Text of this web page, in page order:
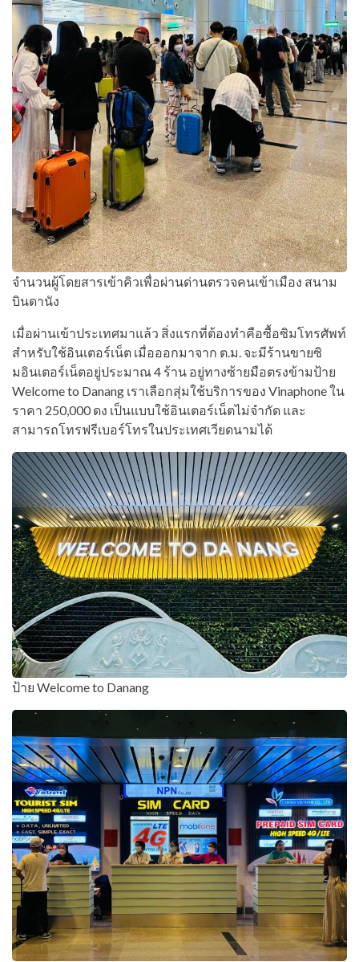
จำนวนผู้โดยสารเข้าคิวเพื่อผ่านด่านตรวจคนเข้าเมือง สนาม
บินดานัง
เมื่อผ่านเข้าประเทศมาแล้ว สิ่งแรกที่ต้องทำคือซื้อซิมโทรศัพท์
สำหรับใช้อินเตอร์เน็ต เมื่อออกมาจาก ต.ม. จะมีร้านขายซิ
มอินเตอร์เน็ตอยู่ประมาณ 4 ร้าน อยู่ทางซ้ายมือตรงข้ามป้าย
Welcome to Danang เราเลือกสุ่มใช้บริการของ Vinaphone ใน
ราคา 250,000 ดง เป็นแบบใช้อินเตอร์เน็ตไม่จำกัด และ
สามารถโทรฟรีเบอร์โทรในประเทศเวียดนามได้
ป้าย Welcome to Danang